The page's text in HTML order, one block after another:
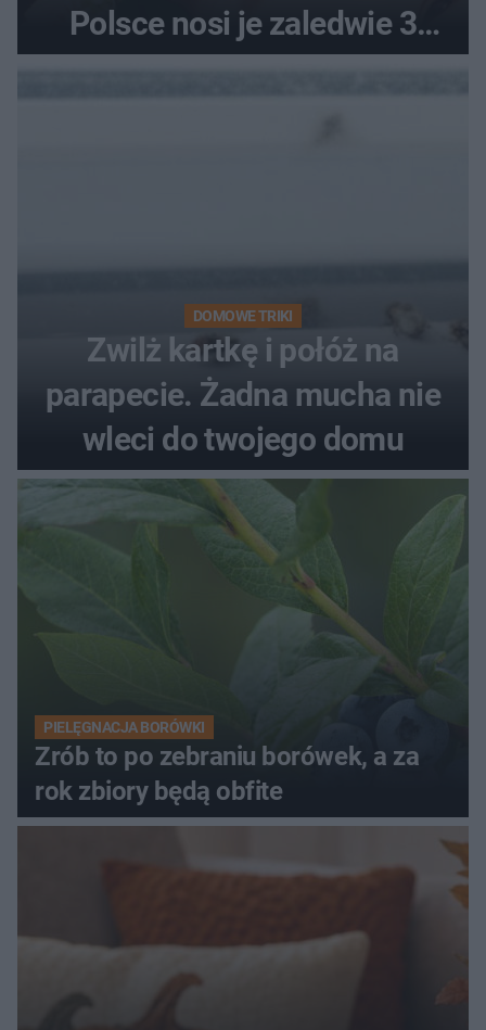
Polsce nosi je zaledwie 3
kobiety
DOMOWE TRIKI
Zwilż kartkę i połóż na
parapecie. Żadna mucha nie
wleci do twojego domu
PIELĘGNACJA BORÓWKI
Zrób to po zebraniu borówek, a za
rok zbiory będą obfite